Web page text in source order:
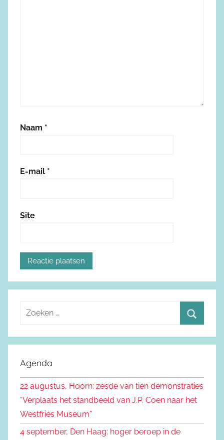
Naam *
E-mail *
Site
e
e
n
a
r
o
e
n
Agenda
22 augustus, Hoorn: zesde van tien demonstraties
“Verplaats het standbeeld van J.P. Coen naar het
Westfries Museum”
4 september, Den Haag: hoger beroep in de